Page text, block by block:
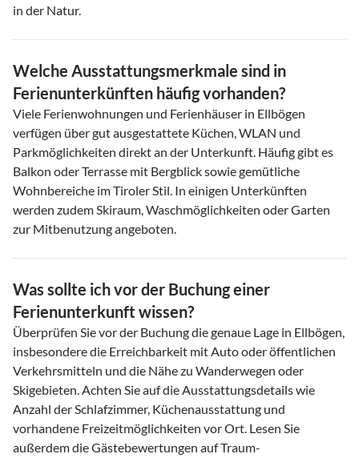
in der Natur.
Welche Ausstattungsmerkmale sind in
Ferienunterkünften häufig vorhanden?
Viele Ferienwohnungen und Ferienhäuser in Ellbögen
verfügen über gut ausgestattete Küchen, WLAN und
Parkmöglichkeiten direkt an der Unterkunft. Häufig gibt es
Balkon oder Terrasse mit Bergblick sowie gemütliche
Wohnbereiche im Tiroler Stil. In einigen Unterkünften
werden zudem Skiraum, Waschmöglichkeiten oder Garten
zur Mitbenutzung angeboten.
Was sollte ich vor der Buchung einer
Ferienunterkunft wissen?
Überprüfen Sie vor der Buchung die genaue Lage in Ellbögen,
insbesondere die Erreichbarkeit mit Auto oder öffentlichen
Verkehrsmitteln und die Nähe zu Wanderwegen oder
Skigebieten. Achten Sie auf die Ausstattungsdetails wie
Anzahl der Schlafzimmer, Küchenausstattung und
vorhandene Freizeitmöglichkeiten vor Ort. Lesen Sie
außerdem die Gästebewertungen auf Traum-